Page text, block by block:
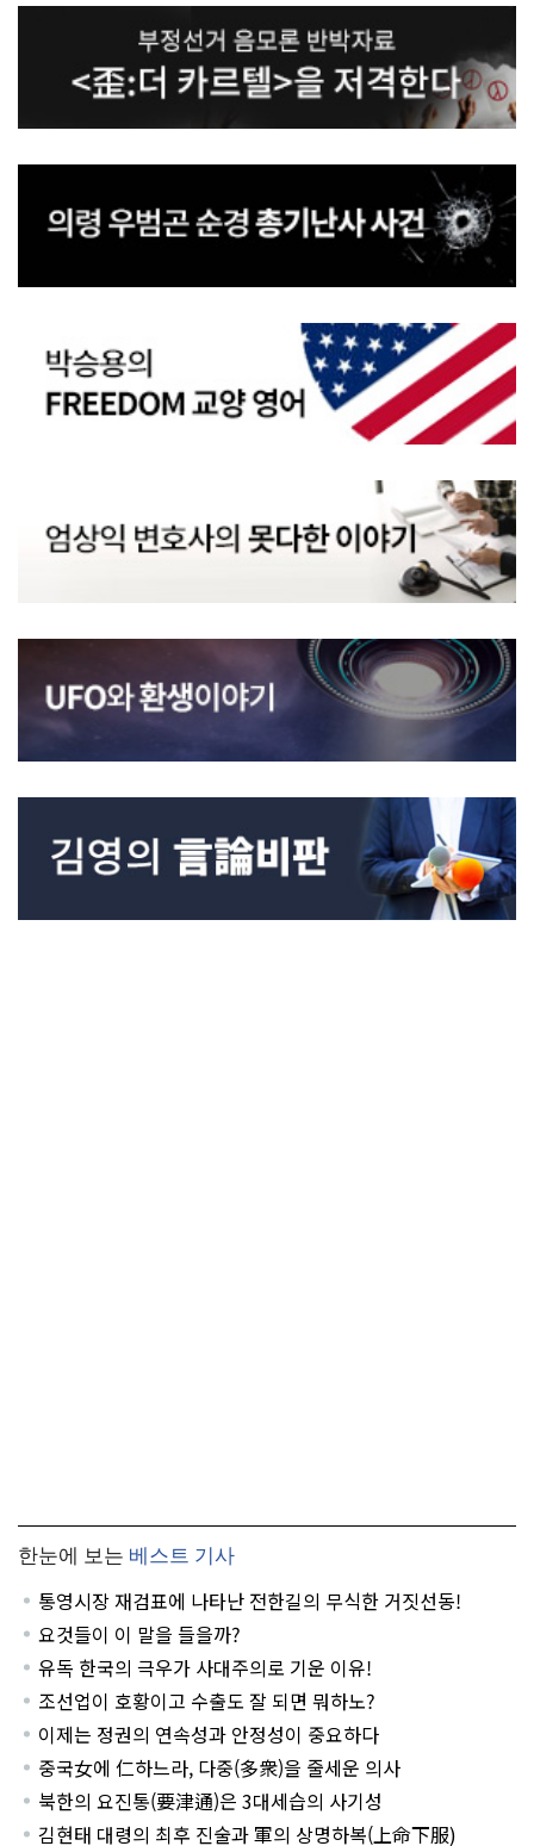
한눈에 보는 베스트 기사
통영시장 재검표에 나타난 전한길의 무식한 거짓선동!
요것들이 이 말을 들을까?
유독 한국의 극우가 사대주의로 기운 이유!
조선업이 호황이고 수출도 잘 되면 뭐하노?
이제는 정권의 연속성과 안정성이 중요하다
중국女에 仁하느라, 다중(多衆)을 줄세운 의사
북한의 요진통(要津通)은 3대세습의 사기성
김현태 대령의 최후 진술과 軍의 상명하복(上命下服)